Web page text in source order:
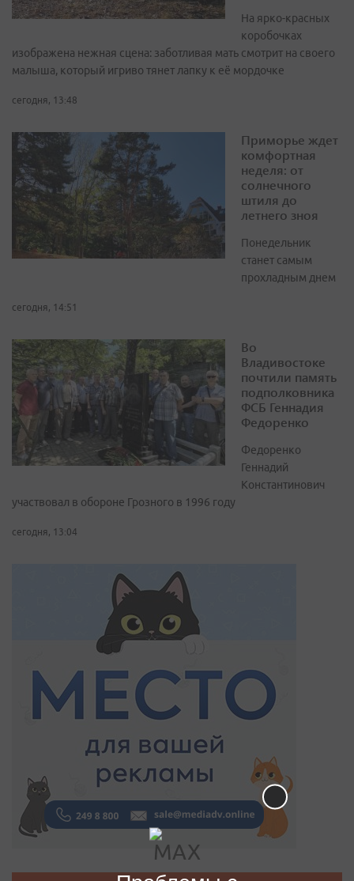
На ярко-красных
коробочках
изображена нежная сцена: заботливая мать смотрит на своего
малыша, который игриво тянет лапку к её мордочке
сегодня, 13:48
Приморье ждет
комфортная
неделя: от
солнечного
штиля до
летнего зноя
Понедельник
станет самым
прохладным днем
сегодня, 14:51
Во
Владивостоке
почтили память
подполковника
ФСБ Геннадия
Федоренко
Федоренко
Геннадий
Константинович
участвовал в обороне Грозного в 1996 году
сегодня, 13:04